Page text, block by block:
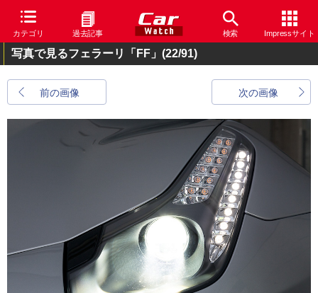
カテゴリ 過去記事 検索 Impressサイト
写真で見るフェラーリ「FF」 (22/91)
前の画像 次の画像